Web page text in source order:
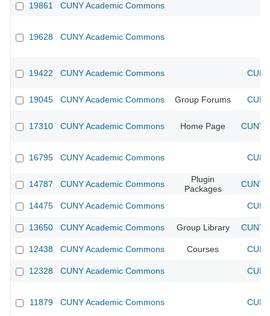
19861 CUNY Academic Commons
19628 CUNY Academic Commons
19422 CUNY Academic Commons
19045 CUNY Academic Commons Group Forums
17310 CUNY Academic Commons Home Page CUNY
16795 CUNY Academic Commons
14787 CUNY Academic Commons
Plugin
Packages
CUNY
14475 CUNY Academic Commons
13650 CUNY Academic Commons Group Library CUNY
12438 CUNY Academic Commons Courses
12328 CUNY Academic Commons
11879 CUNY Academic Commons